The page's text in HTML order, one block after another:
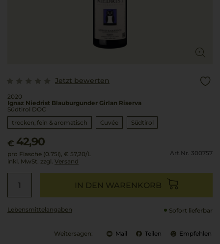
Jetzt bewerten
2020
Ignaz Niedrist Blauburgunder Girlan Riserva
Südtirol DOC
trocken, fein & aromatisch
Cuvée Südtirol
€ 42,90
pro Flasche (0.75l), € 57,20/L
inkl. MwSt. zzgl. Versand
Art.Nr. 300757
IN DEN WARENKORB
Lebensmittel­angaben Sofort lieferbar
Weitersagen: Mail Teilen Empfehlen